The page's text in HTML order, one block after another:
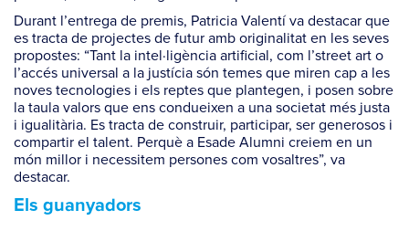
Durant l’entrega de premis, Patricia Valentí va destacar que
es tracta de projectes de futur amb originalitat en les seves
propostes: “Tant la intel·ligència artificial, com l’street art o
l’accés universal a la justícia són temes que miren cap a les
noves tecnologies i els reptes que plantegen, i posen sobre
la taula valors que ens condueixen a una societat més justa
i igualitària. Es tracta de construir, participar, ser generosos i
compartir el talent. Perquè a Esade Alumni creiem en un
món millor i necessitem persones com vosaltres”, va
destacar.
Els guanyadors